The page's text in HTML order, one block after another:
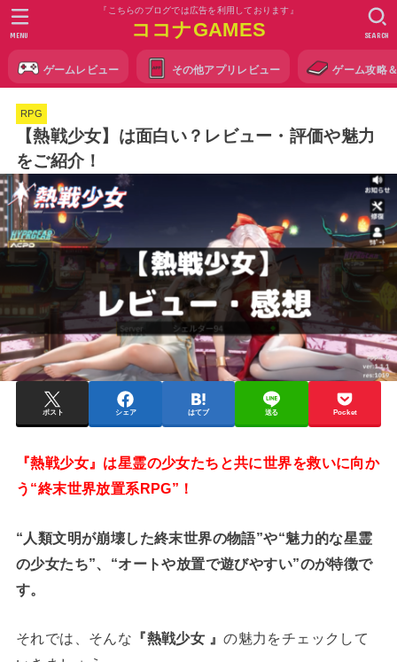
『こちらのブログでは広告を利用しております』
ココナGAMES
ゲームレビュー その他アプリレビュー ゲーム攻略
SEARCH
MENU
RPG
【熱戦少女】は面白い？レビュー・評価や魅力
をご紹介！
ポスト シェア はてブ 送る Pocket
『熱戦少女』は星霊の少女たちと共に世界を救いに向か
う“終末世界放置系RPG”！
“人類文明が崩壊した終末世界の物語”や“魅力的な星霊
の少女たち”、“オートや放置で遊びやすい”のが特徴で
す。
それでは、そんな 『熱戦少女 』の魅力をチェックして